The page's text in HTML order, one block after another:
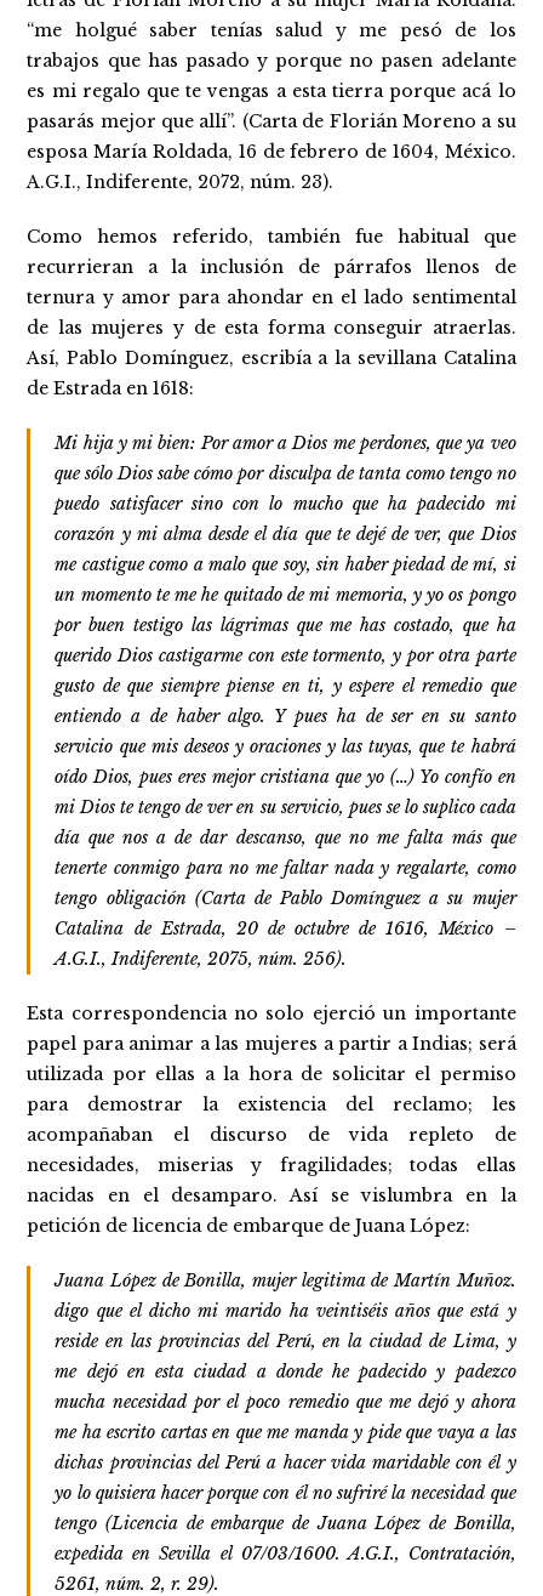
“me holgué saber tenías salud y me pesó de los
trabajos que has pasado y porque no pasen adelante
es mi regalo que te vengas a esta tierra porque acá lo
pasarás mejor que allí”. (Carta de Florián Moreno a su
esposa María Roldada, 16 de febrero de 1604, México.
A.G.I., Indiferente, 2072, núm. 23).
Como hemos referido, también fue habitual que
recurrieran a la inclusión de párrafos llenos de
ternura y amor para ahondar en el lado sentimental
de las mujeres y de esta forma conseguir atraerlas.
Así, Pablo Domínguez, escribía a la sevillana Catalina
de Estrada en 1618:
Mi hija y mi bien: Por amor a Dios me perdones, que ya veo
que sólo Dios sabe cómo por disculpa de tanta como tengo no
puedo satisfacer sino con lo mucho que ha padecido mi
corazón y mi alma desde el día que te dejé de ver, que Dios
me castigue como a malo que soy, sin haber piedad de mí, si
un momento te me he quitado de mi memoria, y yo os pongo
por buen testigo las lágrimas que me has costado, que ha
querido Dios castigarme con este tormento, y por otra parte
gusto de que siempre piense en ti, y espere el remedio que
entiendo a de haber algo. Y pues ha de ser en su santo
servicio que mis deseos y oraciones y las tuyas, que te habrá
oído Dios, pues eres mejor cristiana que yo (…) Yo confío en
mi Dios te tengo de ver en su servicio, pues se lo suplico cada
día que nos a de dar descanso, que no me falta más que
tenerte conmigo para no me faltar nada y regalarte, como
tengo obligación (Carta de Pablo Domínguez a su mujer
Catalina de Estrada, 20 de octubre de 1616, México –
A.G.I., Indiferente, 2075, núm. 256).
Esta correspondencia no solo ejerció un importante
papel para animar a las mujeres a partir a Indias; será
utilizada por ellas a la hora de solicitar el permiso
para demostrar la existencia del reclamo; les
acompañaban el discurso de vida repleto de
necesidades, miserias y fragilidades; todas ellas
nacidas en el desamparo. Así se vislumbra en la
petición de licencia de embarque de Juana López:
Juana López de Bonilla, mujer legitima de Martín Muñoz.
digo que el dicho mi marido ha veintiséis años que está y
reside en las provincias del Perú, en la ciudad de Lima, y
me dejó en esta ciudad a donde he padecido y padezco
mucha necesidad por el poco remedio que me dejó y ahora
me ha escrito cartas en que me manda y pide que vaya a las
dichas provincias del Perú a hacer vida maridable con él y
yo lo quisiera hacer porque con él no sufriré la necesidad que
tengo (Licencia de embarque de Juana López de Bonilla,
expedida en Sevilla el 07/03/1600. A.G.I., Contratación,
5261, núm. 2, r. 29).